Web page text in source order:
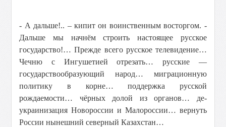
- А дальше!.. – кипит он воинственным восторгом. -
Дальше мы начнём строить настоящее русское
государство!… Прежде всего русское телевидение…
Чечню с Ингушетией отрезать… русские —
государствообразующий народ… миграционную
политику в корне… поддержка русской
рождаемости… чёрных долой из органов… де-
украинизация Новороссии и Малороссии… вернуть
России нынешний северный Казахстан…